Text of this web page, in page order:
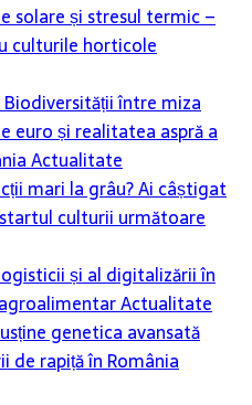
solare și stresul termic –
culturile horticole
Biodiversității între miza
euro și realitatea aspră a
Actualitate
mari la grâu? Ai câștigat
culturii următoare
și al digitalizării în
Actualitate
genetica avansată
rapiță în România